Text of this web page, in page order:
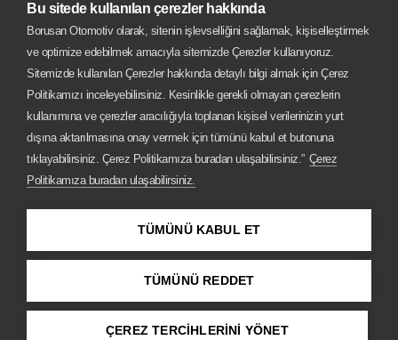
Bu sitede kullanılan çerezler hakkında
Borusan Otomotiv olarak, sitenin işlevselliğini sağlamak, kişiselleştirmek
ve optimize edebilmek amacıyla sitemizde Çerezler kullanıyoruz.
Sitemizde kullanılan Çerezler hakkında detaylı bilgi almak için Çerez
Politikamızı inceleyebilirsiniz. Kesinlikle gerekli olmayan çerezlerin
kullanımına ve çerezler aracılığıyla toplanan kişisel verilerinizin yurt
dışına aktarılmasına onay vermek için tümünü kabul et butonuna
tıklayabilirsiniz. Çerez Politikamıza buradan ulaşabilirsiniz.” Çerez
Politikamıza buradan ulaşabilirsiniz.
TÜMÜNÜ KABUL ET
TÜMÜNÜ REDDET
ÇEREZ TERCİHLERİNİ YÖNET
Land Rover Servis
BMW Motorrad Servis
Copyright © 2026 Borusan Oto